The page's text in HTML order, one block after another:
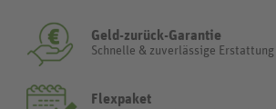
Geld-zurück-Garantie
Schnelle & zuverlässige Erstattung
Flexpaket